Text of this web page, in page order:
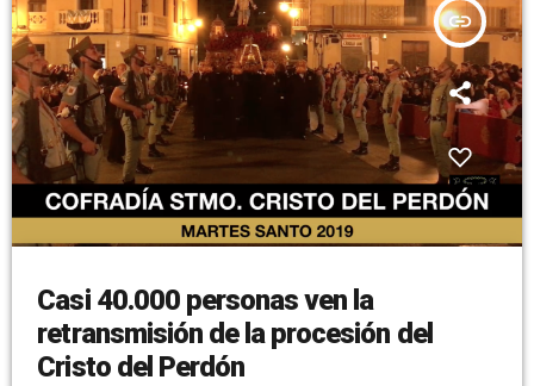
insert_link
Casi 40.000 personas ven la
retransmisión de la procesión del
Cristo del Perdón